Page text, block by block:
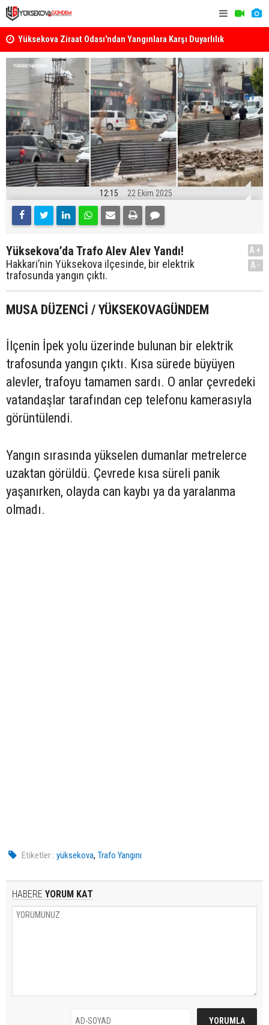
Yüksekova Ziraat Odası'ndan Yangınlara Karşı Duyarlılık
Çağrısı
12:15 22 Ekim 2025
Yüksekova’da Trafo Alev Alev Yandı!
Hakkari’nin Yüksekova ilçesinde, bir elektrik
trafosunda yangın çıktı.
A+
A-
MUSA DÜZENCİ / YÜKSEKOVAGÜNDEM
İlçenin İpek yolu üzerinde bulunan bir elektrik
trafosunda yangın çıktı. Kısa sürede büyüyen
alevler, trafoyu tamamen sardı. O anlar çevredeki
vatandaşlar tarafından cep telefonu kamerasıyla
görüntülendi.
Yangın sırasında yükselen dumanlar metrelerce
uzaktan görüldü. Çevrede kısa süreli panik
yaşanırken, olayda can kaybı ya da yaralanma
olmadı.
Etiketler : yüksekova,Trafo Yangını
HABERE YORUM KAT